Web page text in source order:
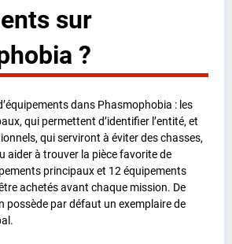
sur
?
dans Phasmophobia : les
qui permettent d’identifier l’entité, et
qui serviront à éviter des chasses,
aider à trouver la pièce favorite de
principaux et 12 équipements
achetés avant chaque mission. De
possède par défaut un exemplaire de